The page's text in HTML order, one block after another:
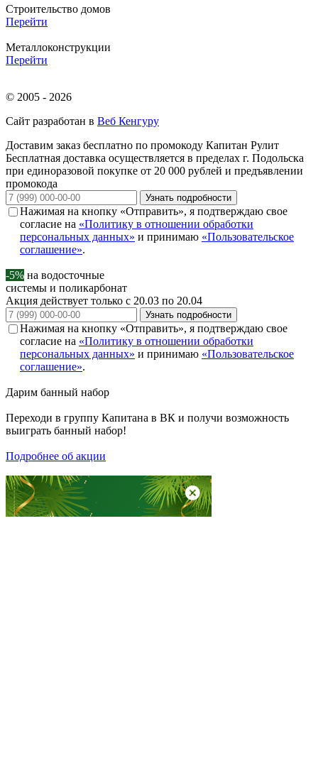
Строительство домов
Перейти
Металлоконструкции
Перейти
© 2005 - 2026
Сайт разработан в Веб Кенгуру
Доставим заказ бесплатно по промокоду Капитан Рулит
Бесплатная доставка осуществляется в пределах г. Подольска
при единоразовой покупке от 20 000 рублей и предъявлении
промокода
Узнать подробности
Нажимая на кнопку «Отправить», я подтверждаю свое
согласие на «Политику в отношении обработки
персональных данных» и принимаю «Пользовательское
соглашение».
-5% на водосточные
системы и поликарбонат
Акция действует только с 20.03 по 20.04
Узнать подробности
Нажимая на кнопку «Отправить», я подтверждаю свое
согласие на «Политику в отношении обработки
персональных данных» и принимаю «Пользовательское
соглашение».
Дарим банный набор
Переходи в группу Капитана в ВК и получи возможность
выиграть банный набор!
Подробнее об акции